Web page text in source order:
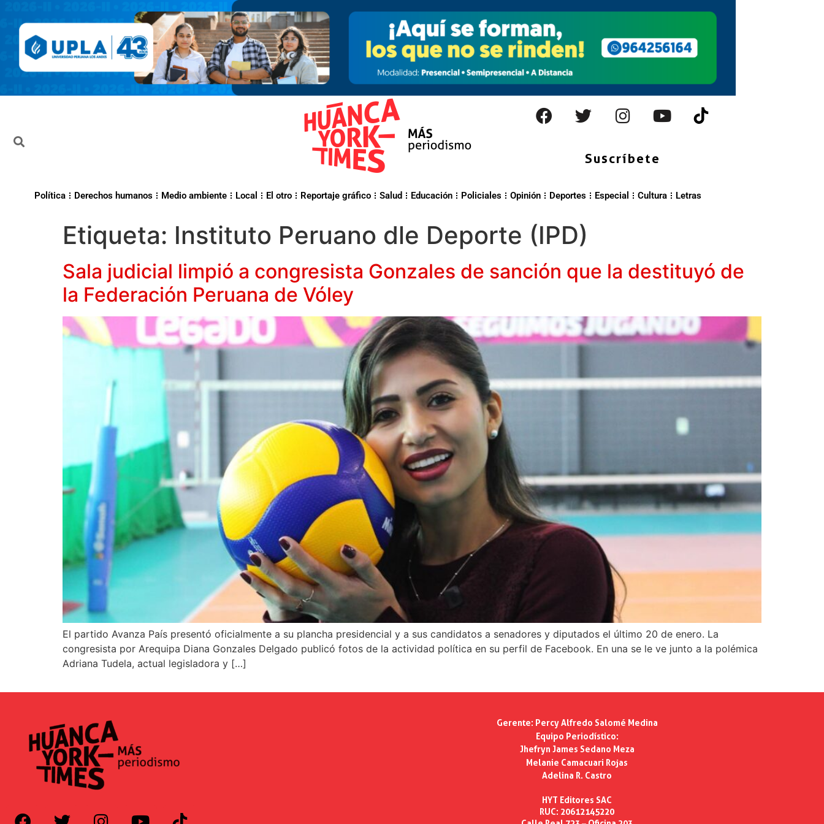
Suscríbete
Política Derechos humanos Medio ambiente Local El otro Reportaje gráfico Salud Educación Policiales Opinión Deportes Especial Cultura Letras
Etiqueta: Instituto Peruano dle Deporte (IPD)
Sala judicial limpió a congresista Gonzales de sanción que la destituyó de
la Federación Peruana de Vóley
El partido Avanza País presentó oficialmente a su plancha presidencial y a sus candidatos a senadores y diputados el último 20 de enero. La
congresista por Arequipa Diana Gonzales Delgado publicó fotos de la actividad política en su perfil de Facebook. En una se le ve junto a la polémica
Adriana Tudela, actual legisladora y […]
Gerente: Percy Alfredo Salomé Medina
Equipo Periodístico:
Jhefryn James Sedano Meza
Melanie Camacuari Rojas
Adelina R. Castro
HYT Editores SAC
RUC: 20612145220